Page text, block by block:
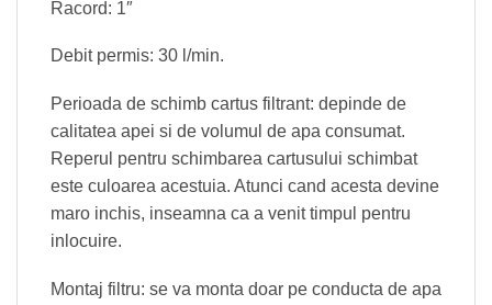
Racord: 1″
Debit permis: 30 l/min.
Perioada de schimb cartus filtrant: depinde de
calitatea apei si de volumul de apa consumat.
Reperul pentru schimbarea cartusului schimbat
este culoarea acestuia. Atunci cand acesta devine
maro inchis, inseamna ca a venit timpul pentru
inlocuire.
Montaj filtru: se va monta doar pe conducta de apa